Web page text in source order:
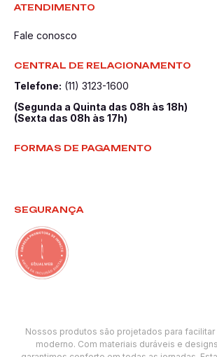
ATENDIMENTO
Fale conosco
CENTRAL DE RELACIONAMENTO
Telefone: (11) 3123-1600
(Segunda a Quinta das 08h às 18h)
(Sexta das 08h às 17h)
FORMAS DE PAGAMENTO
SEGURANÇA
Nossos produtos são projetados para facilitar
moderno. Com materiais duráveis e